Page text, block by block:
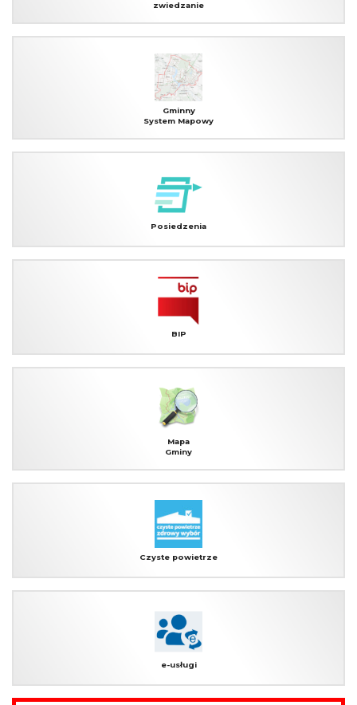
zwiedzanie
Gminny
System Mapowy
Posiedzenia
BIP
Mapa
Gminy
Czyste powietrze
e-usługi